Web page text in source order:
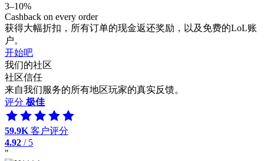
3–10%
Cashback on every order
获得大幅折扣，所有订单的现金返还奖励，以及免费的LoL账
户。
开始吧
我们的社区
社区信任
来自我们服务的所有地区玩家的真实反馈。
评分 极佳
59.9K 客户评分
4.92 / 5
"